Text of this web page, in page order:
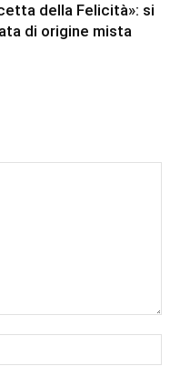
della Felicità»: si
di origine mista